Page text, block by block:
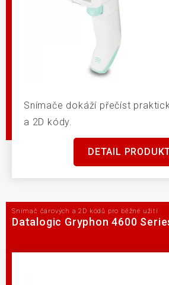
Snímače dokáží přečíst
a 2D kódy.
DETAIL
Snímač čárových a 2D kódů pro běžné užití
Datalogic Gryphon 4600